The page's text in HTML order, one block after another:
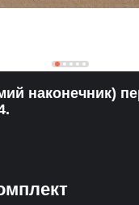
наконечник)